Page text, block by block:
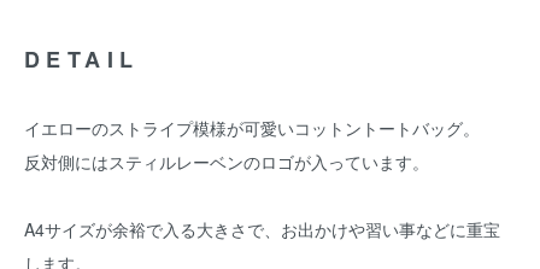
DETAIL
イエローのストライプ模様が可愛いコットントートバッグ。
反対側にはスティルレーベンのロゴが入っています。
A4サイズが余裕で入る大きさで、お出かけや習い事などに重宝
します。